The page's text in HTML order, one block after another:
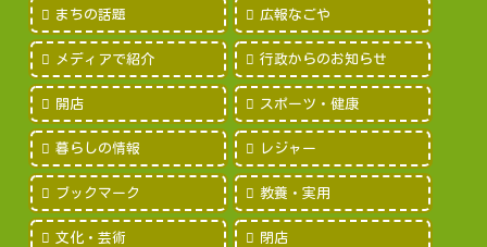
まちの話題 広報なごや
メディアで紹介 行政からのお知らせ
開店 スポーツ・健康
暮らしの情報 レジャー
ブックマーク 教養・実用
文化・芸術 閉店